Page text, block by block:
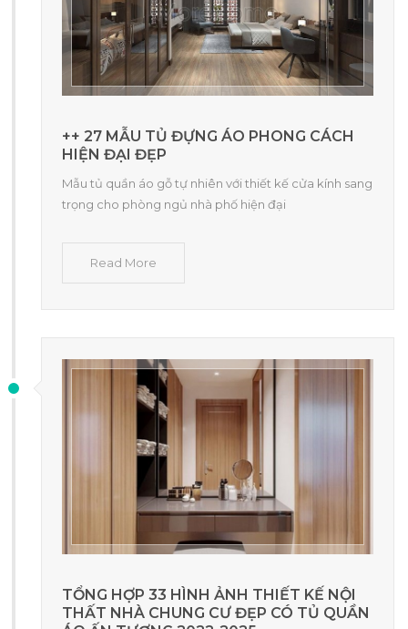
++ 27 MẪU TỦ ĐỰNG ÁO PHONG CÁCH
HIỆN ĐẠI ĐẸP
Mẫu tủ quần áo gỗ tự nhiên với thiết kế cửa kính sang
trọng cho phòng ngủ nhà phố hiện đại
Read More
TỔNG HỢP 33 HÌNH ẢNH THIẾT KẾ NỘI
THẤT NHÀ CHUNG CƯ ĐẸP CÓ TỦ QUẦN